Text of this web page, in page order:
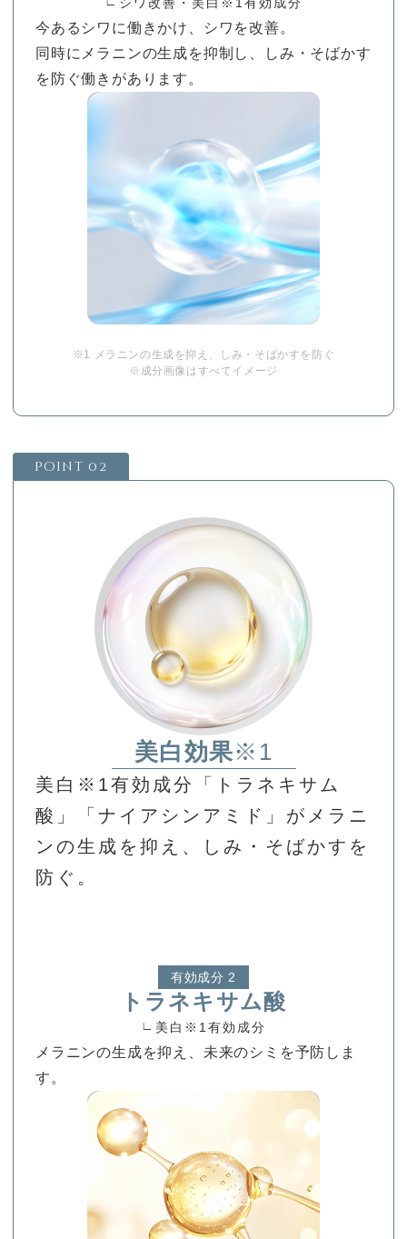
シワ改善・美白 ※1有効成分
今あるシワに働きかけ、シワを改善。
同時にメラニンの生成を抑制し、しみ・そばかす
を防ぐ働きがあります。
※1 メラニンの生成を抑え、しみ・そばかすを防ぐ
※成分画像はすべてイメージ
Point 02
美白効果※1
美白 ※1有効成分「トラネキサム
酸」「ナイアシンアミド」がメラニ
ンの生成を抑え、しみ・そばかすを
防ぐ。
有効成分 2
トラネキサム酸
∟ 美白 ※1有効成分
メラニンの生成を抑え、未来のシミを予防しま
す。